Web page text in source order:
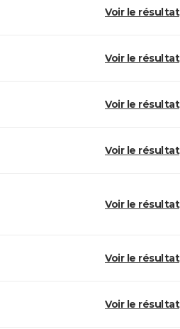
Voir le résultat
Voir le résultat
Voir le résultat
Voir le résultat
Voir le résultat
Voir le résultat
Voir le résultat